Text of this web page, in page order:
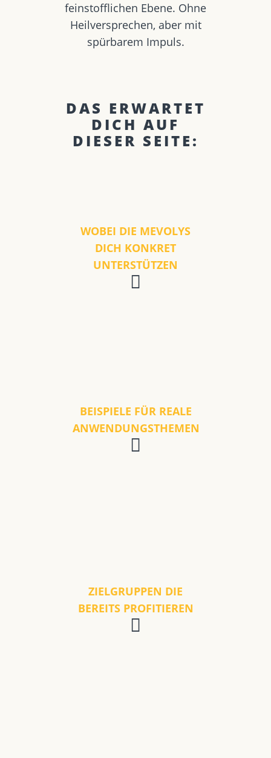
feinstofflichen Ebene. Ohne
Heilversprechen, aber mit
spürbarem Impuls.
DAS ERWARTET
DICH AUF
DIESER SEITE:
WOBEI DIE MEVOLYS
DICH KONKRET
UNTERSTÜTZEN
BEISPIELE FÜR REALE
ANWENDUNGSTHEMEN
ZIELGRUPPEN DIE
BEREITS PROFITIEREN